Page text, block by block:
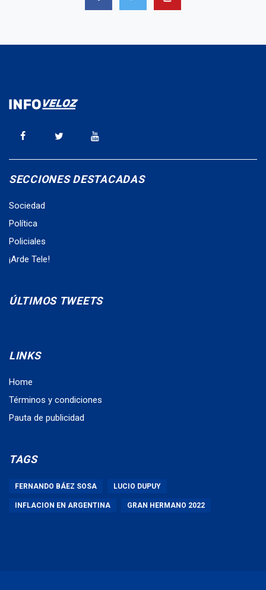
SECCIONES DESTACADAS
Sociedad
Política
Policiales
¡Arde Tele!
ÚLTIMOS TWEETS
LINKS
Home
Términos y condiciones
Pauta de publicidad
TAGS
FERNANDO BÁEZ SOSA LUCIO DUPUY
INFLACION EN ARGENTINA GRAN HERMANO 2022